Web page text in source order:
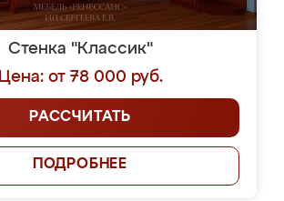
Стенка "Классик"
Цена: от 78 000 руб.
РАССЧИТАТЬ
ПОДРОБНЕЕ